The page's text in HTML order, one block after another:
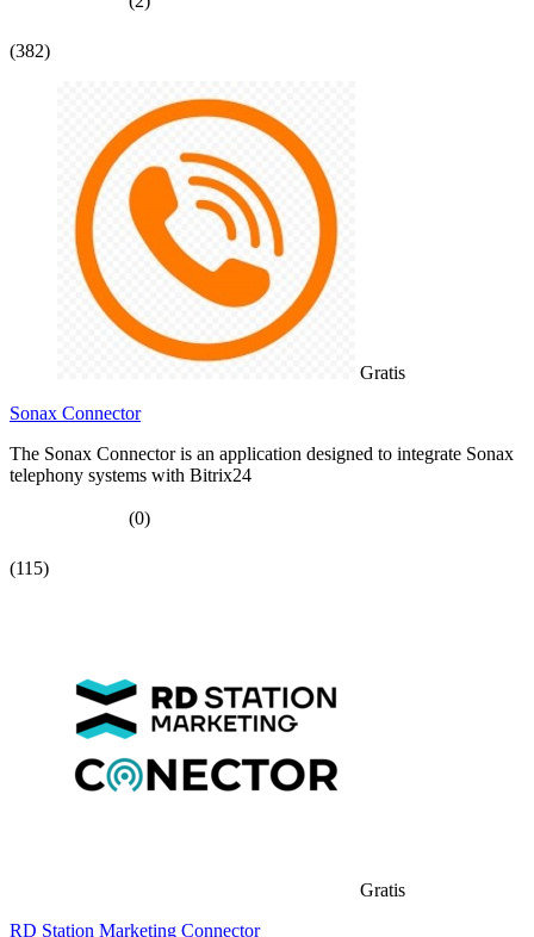
(382)
Gratis
Sonax Connector
The Sonax Connector is an application designed to integrate Sonax
telephony systems with Bitrix24
(0)
(115)
Gratis
RD Station Marketing Connector